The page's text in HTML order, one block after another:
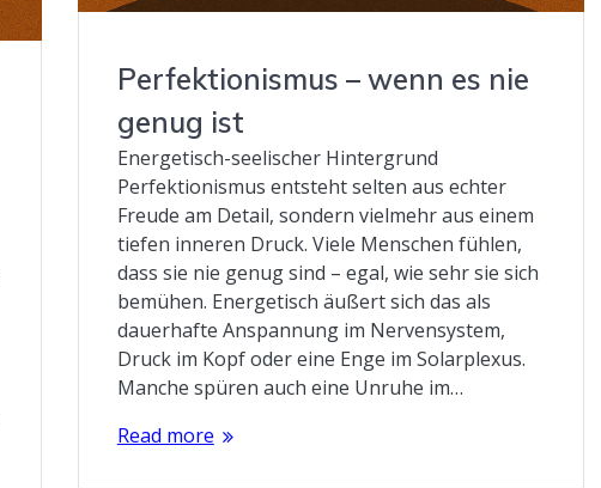
Perfektionismus – wenn es nie
genug ist
Energetisch-seelischer Hintergrund
Perfektionismus entsteht selten aus echter
Freude am Detail, sondern vielmehr aus einem
tiefen inneren Druck. Viele Menschen fühlen,
dass sie nie genug sind – egal, wie sehr sie sich
bemühen. Energetisch äußert sich das als
dauerhafte Anspannung im Nervensystem,
Druck im Kopf oder eine Enge im Solarplexus.
Manche spüren auch eine Unruhe im…
Read more